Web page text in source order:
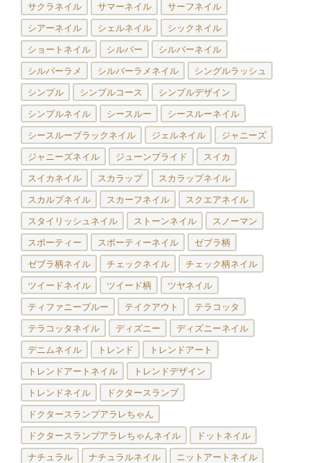
サクラネイル サマーネイル サーフネイル
シアーネイル シェルネイル シックネイル
ショートネイル シルバー シルバーネイル
シルバーラメ シルバーラメネイル シングルラッシュ
シンプル シンプルコース シンプルデザイン
シンプルネイル シースルー シースルーネイル
シースルーブラックネイル ジェルネイル ジャニーズ
ジャニーズネイル ジューンブライド スイカ
スイカネイル スカラップ スカラップネイル
スカルプネイル スカーフネイル スクエアネイル
スタイリッシュネイル ストーンネイル スノーマン
スポーティー スポーティーネイル ゼブラ柄
ゼブラ柄ネイル チェックネイル チェック柄ネイル
ツイードネイル ツイード柄 ツヤネイル
ティファニーブルー テイクアウト テラコッタ
テラコッタネイル ディズニー ディズニーネイル
デニムネイル トレンド トレンドアート
トレンドアートネイル トレンドデザイン
トレンドネイル ドクタースランプ
ドクタースランプアラレちゃん
ドクタースランプアラレちゃんネイル ドットネイル
ナチュラル ナチュラルネイル ニットアートネイル